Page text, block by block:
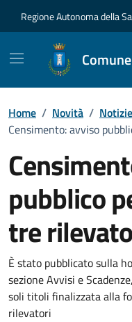
Regione Autonoma della
Home / Novità / Notizie
Censimento: avviso
pubblico
tre
Dettagli
È stato pubblicato sulla
sezione Avvisi e
soli titoli finalizzata alla
rilevatori